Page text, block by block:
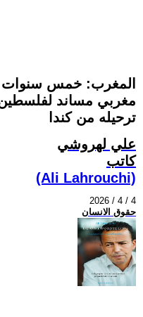
المغرب: خمس سنوات
مغربي مساند
ترحيله من كندا
علي لهروشي
كاتب
(Ali Lahrouchi)
2026 / 4 / 4
حقوق الانسان